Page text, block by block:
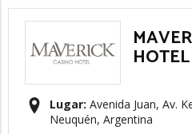
HOTEL
Lugar: Avenida Juan, Av.
Neuquén, Argentina